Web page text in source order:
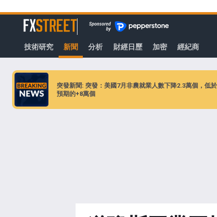
至
容
FXStreet
技術研究 新聞 分析 財經日歷 加密 經紀商
突發新聞: 突發：美國7月非農就業人數下降2.3萬個，低於
預期的+8萬個